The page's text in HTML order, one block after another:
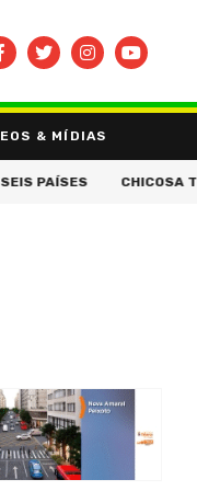
& MÍDIAS
CHICOSA TRAZ
BUSCAR